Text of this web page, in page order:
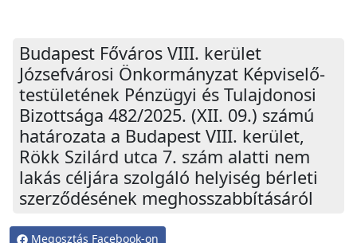
Budapest Főváros VIII. kerület
Józsefvárosi Önkormányzat Képviselő-
testületének Pénzügyi és Tulajdonosi
Bizottsága 482/2025. (XII. 09.) számú
határozata a Budapest VIII. kerület,
Rökk Szilárd utca 7. szám alatti nem
lakás céljára szolgáló helyiség bérleti
szerződésének meghosszabbításáról
Megosztás Facebook-on